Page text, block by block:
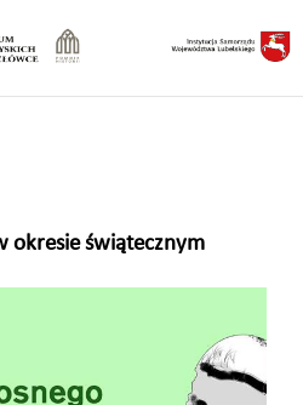
okresie świątecznym